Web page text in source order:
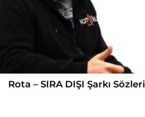
Rota – SIRA DIŞI Şarkı Sözleri